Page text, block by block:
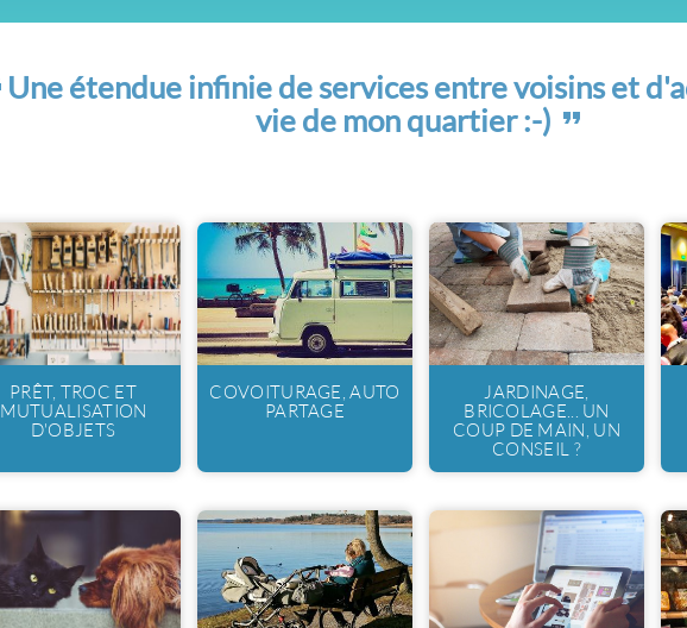
Une étendue infinie de services entre voisins et
vie de mon quartier :-)
PRÊT, TROC ET
MUTUALISATION
D'OBJETS
COVOITURAGE, AUTO
PARTAGE
JARDINAGE,
BRICOLAGE... UN
COUP DE MAIN, UN
CONSEIL ?